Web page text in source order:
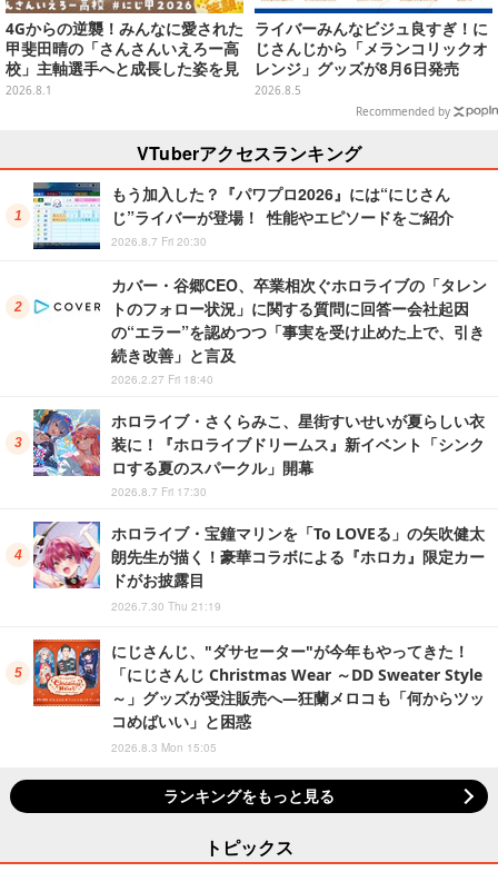
4Gからの逆襲！みんなに愛された
甲斐田晴の「さんさんいえろー高
校」主軸選手へと成長した姿を見
よ【特集】
2026.8.1
ライバーみんなビジュ良すぎ！に
じさんじから「メランコリックオ
レンジ」グッズが8月6日発売
2026.8.5
Recommended by
VTuberアクセスランキング
もう加入した？『パワプロ2026』には“にじさん
じ”ライバーが登場！ 性能やエピソードをご紹介
2026.8.7 Fri 20:30
カバー・谷郷CEO、卒業相次ぐホロライブの「タレン
トのフォロー状況」に関する質問に回答ー会社起因
の“エラー”を認めつつ「事実を受け止めた上で、引き
続き改善」と言及
2026.2.27 Fri 18:40
ホロライブ・さくらみこ、星街すいせいが夏らしい衣
装に！『ホロライブドリームス』新イベント「シンク
ロする夏のスパークル」開幕
2026.8.7 Fri 17:30
ホロライブ・宝鐘マリンを「To LOVEる」の矢吹健太
朗先生が描く！豪華コラボによる『ホロカ』限定カー
ドがお披露目
2026.7.30 Thu 21:19
にじさんじ、"ダサセーター"が今年もやってきた！
「にじさんじ Christmas Wear ～DD Sweater Style
～」グッズが受注販売へ―狂蘭メロコも「何からツッ
コめばいい」と困惑
2026.8.3 Mon 15:05
ランキングをもっと見る
トピックス